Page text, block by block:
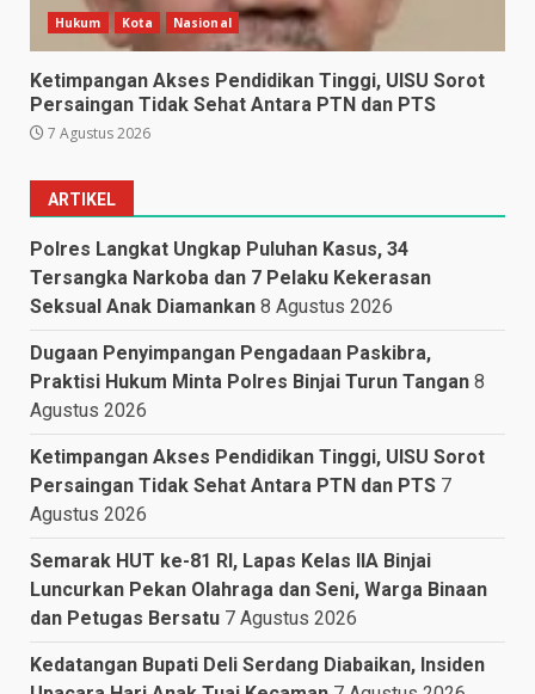
Hukum Kota Nasional
Ketimpangan Akses Pendidikan Tinggi, UISU Sorot
Persaingan Tidak Sehat Antara PTN dan PTS
7 Agustus 2026
ARTIKEL
Polres Langkat Ungkap Puluhan Kasus, 34
Tersangka Narkoba dan 7 Pelaku Kekerasan
Seksual Anak Diamankan 8 Agustus 2026
Dugaan Penyimpangan Pengadaan Paskibra,
Praktisi Hukum Minta Polres Binjai Turun Tangan 8
Agustus 2026
Ketimpangan Akses Pendidikan Tinggi, UISU Sorot
Persaingan Tidak Sehat Antara PTN dan PTS 7
Agustus 2026
Semarak HUT ke-81 RI, Lapas Kelas IIA Binjai
Luncurkan Pekan Olahraga dan Seni, Warga Binaan
dan Petugas Bersatu 7 Agustus 2026
Kedatangan Bupati Deli Serdang Diabaikan, Insiden